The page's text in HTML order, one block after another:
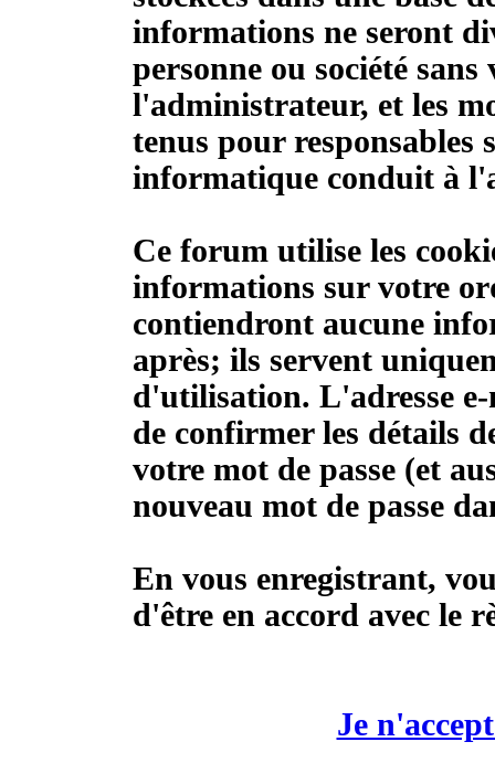
informations ne seront
personne ou société
l'administrateur, et les
tenus pour responsables
informatique conduit à
Ce forum utilise les
informations sur votre
contiendront aucune
après; ils servent
d'utilisation. L'adresse
de confirmer les détails
votre mot de passe (et
nouveau mot de passe
En vous enregistrant,
d'être en accord avec le
Je